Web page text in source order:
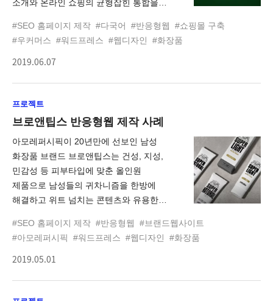
여성의 피부 톤에 딱 맞는 파운데이션
제품을 추천할 수 있는 기능으로 공식
런칭하였습니다. 비레디(Be READY)는
소통하며 공유하는 공간으로 활용되며
동시에 제품 구매전환율을 높힘으로써
웹어워드코리아 2019 화장품분야
최우수상을 수상했습니다.
소개와 온라인 쇼핑의 균형잡힌 통합을
반응형웹으로 제작되었습니다. 또한 하나의
도메인과 한 번의 로그인 만으로도 쇼핑몰
관리자가 다국어 쇼핑몰을 운영, 관리할 수
전자상거래 정책을 쉽게 반영할 수 있도록
확장성을 고려해 제작되었습니다. 그리고
전자상거래 통계분석 연계를 통해 효과적인
글로벌 마케팅 효과 또한 기대하고
있습니다. 랑벨 글로벌 원스토어는
앤어워드 2019 SHOPPING 분야 /
WINNER를 수상했습니다.
#SEO 홈페이지 제작 #다국어 #반응형웹
#쇼핑몰 구축
#우커머스 #워드프레스 #웹디자인 #화장품
2019.06.07
프로젝트
브로앤팁스 반응형웹 제작 사례
아모레퍼시픽이 20년만에 선보인 남성
화장품 브랜드 브로앤팁스는 건성, 지성,
민감성 등 피부타입에 맞춘 올인원
제품으로 남성들의 귀차니즘을 한방에
해결하고 위트 넘치는 콘텐츠와 유용한
입니다. 브로앤팁스만의 독특하고 자유로운
분위기와 개성 넘치는 제품 상세페이지가
잘 표현되어 있습니다. 브로앤팁스는
#SEO 홈페이지 제작 #반응형웹
#브랜드웹사이트
#아모레퍼시픽
#워드프레스 #웹디자인 #화장품
2019.05.01